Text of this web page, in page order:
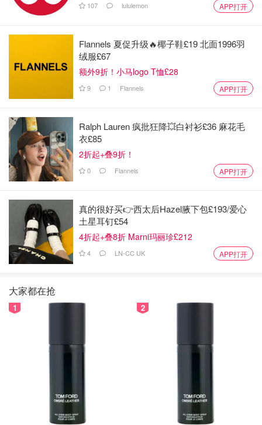
107 lululemon APP打开
Flannels 夏促升级🔥椰子鞋£19 北面1996羽
绒服£67
额外9折！小马logo T恤£28
9 1 Flannels APP打开
Ralph Lauren 疯批狂降💥白衬衫£36 麻花毛
衣£85
2折起+叠9折！
0 Flannels APP打开
真的很好买👉西太后Hazel腋下包£193/爱心
土星耳钉£54
4折起+叠8折 Marni玛丽珍£212
4 LN-CC UK APP打开
大家都在抢
1 2